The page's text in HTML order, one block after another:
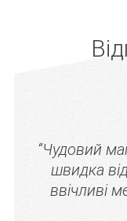
“Чудовий
швидка
ввічливі